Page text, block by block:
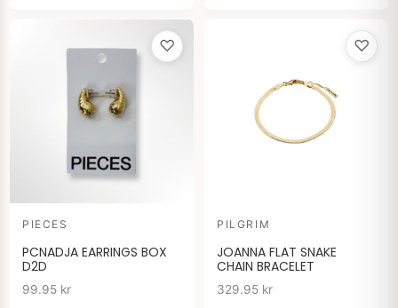
♡
PIECES
PCNADJA EARRINGS BOX
D2D
99.95 kr
♡
PILGRIM
JOANNA FLAT SNAKE
CHAIN BRACELET
329.95 kr